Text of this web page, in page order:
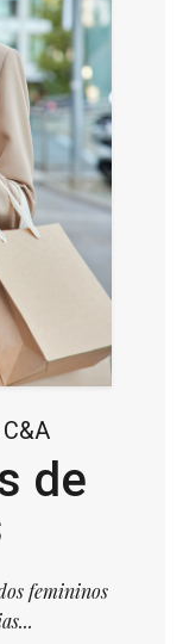
de
femininos